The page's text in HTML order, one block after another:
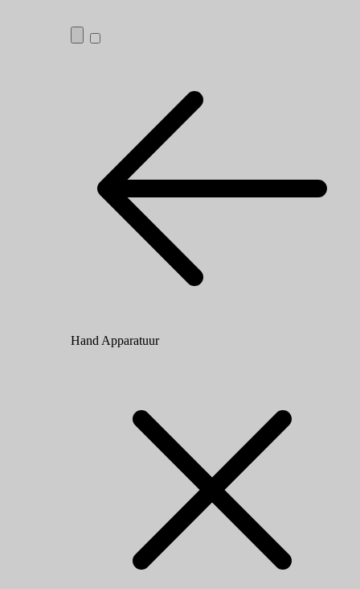
Hand Apparatuur